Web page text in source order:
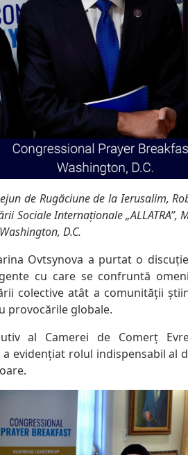
de Rugăciune de la Ierusalim,
Sociale Internaționale
D.C.
Ovtsynova a purtat o
cu care se confruntă
colective atât a comunității
provocările globale.
al Camerei de Comerț
evidențiat rolul indispensabil al